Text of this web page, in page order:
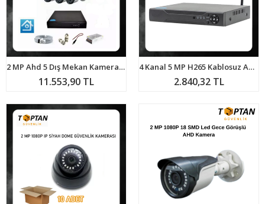
2 MP Ahd 5 Dış Mekan Kameralı Güvenlik Seti ARNA-7125
11.553,90 TL
4 Kanal 5 MP H265 Kablosuz Ahd Wireless Kayıt Cihazı ARNA-4204
2.840,32 TL